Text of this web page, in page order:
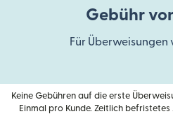
Gebühr
Für Überweisungen
Keine Gebühren auf die erste
Einmal pro Kunde. Zeitlich